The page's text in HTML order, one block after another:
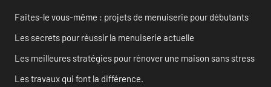
Faites-le vous-même : projets de menuiserie pour débutants
Les secrets pour réussir la menuiserie actuelle
Les meilleures stratégies pour rénover une maison sans stress
Les travaux qui font la différence.